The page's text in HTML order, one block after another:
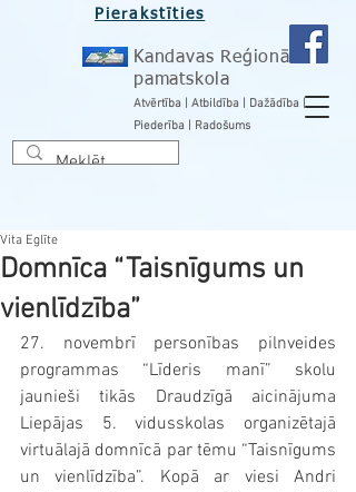
Pierakstīties
Kandavas Reģionālā
pamatskola
Atvērtība | Atbildība | Dažādība |
Piederība | Radošums
Domnīca “Taisnīgums un
vienlīdzība”
Vita Eglīte
27. novembrī personības pilnveides
programmas “Līderis manī” skolu
jaunieši tikās Draudzīgā aicinājuma
Liepājas 5. vidusskolas organizētajā
virtuālajā domnīcā par tēmu “Taisnīgums
un vienlīdzība”. Kopā ar viesi Andri